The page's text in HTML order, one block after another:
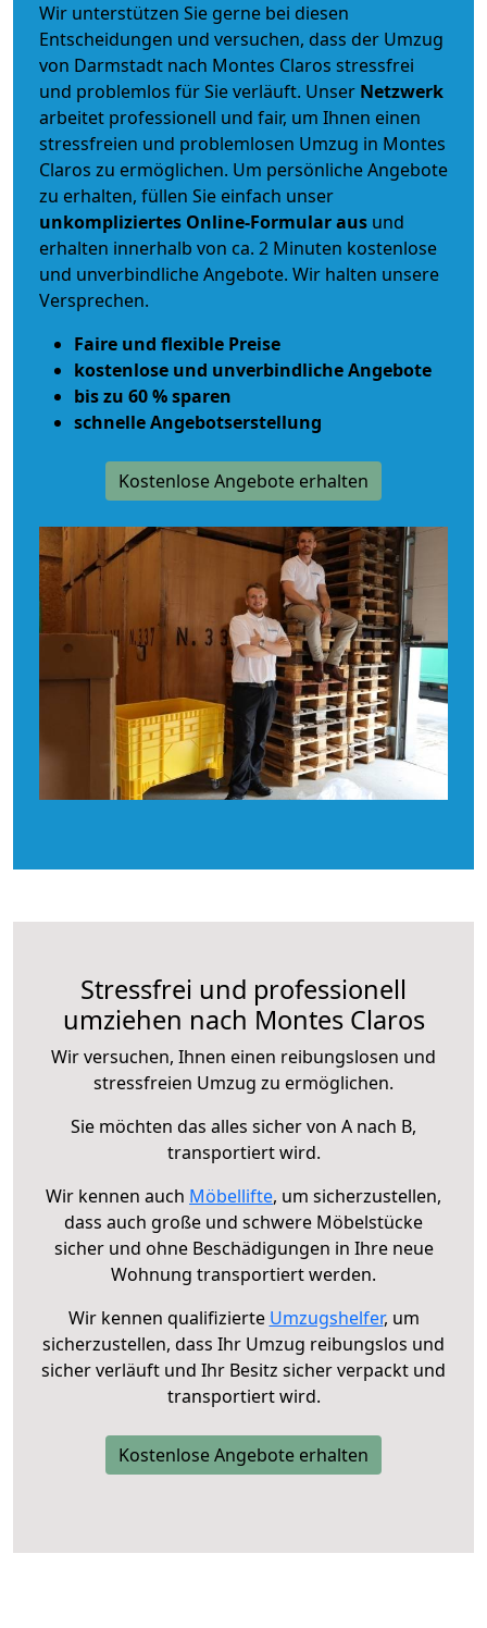
Wir unterstützen Sie gerne bei diesen
Entscheidungen und versuchen, dass der Umzug
von Darmstadt nach Montes Claros stressfrei
und problemlos für Sie verläuft. Unser Netzwerk
arbeitet professionell und fair, um Ihnen einen
stressfreien und problemlosen Umzug in Montes
Claros zu ermöglichen. Um persönliche Angebote
zu erhalten, füllen Sie einfach unser
unkompliziertes Online-Formular aus und
erhalten innerhalb von ca. 2 Minuten kostenlose
und unverbindliche Angebote. Wir halten unsere
Versprechen.
Faire und flexible Preise
kostenlose und unverbindliche Angebote
bis zu 60 % sparen
schnelle Angebotserstellung
Kostenlose Angebote erhalten
Stressfrei und professionell
umziehen nach Montes Claros
Wir versuchen, Ihnen einen reibungslosen und
stressfreien Umzug zu ermöglichen.
Sie möchten das alles sicher von A nach B,
transportiert wird.
Wir kennen auch Möbellifte, um sicherzustellen,
dass auch große und schwere Möbelstücke
sicher und ohne Beschädigungen in Ihre neue
Wohnung transportiert werden.
Wir kennen qualifizierte Umzugshelfer, um
sicherzustellen, dass Ihr Umzug reibungslos und
sicher verläuft und Ihr Besitz sicher verpackt und
transportiert wird.
Kostenlose Angebote erhalten